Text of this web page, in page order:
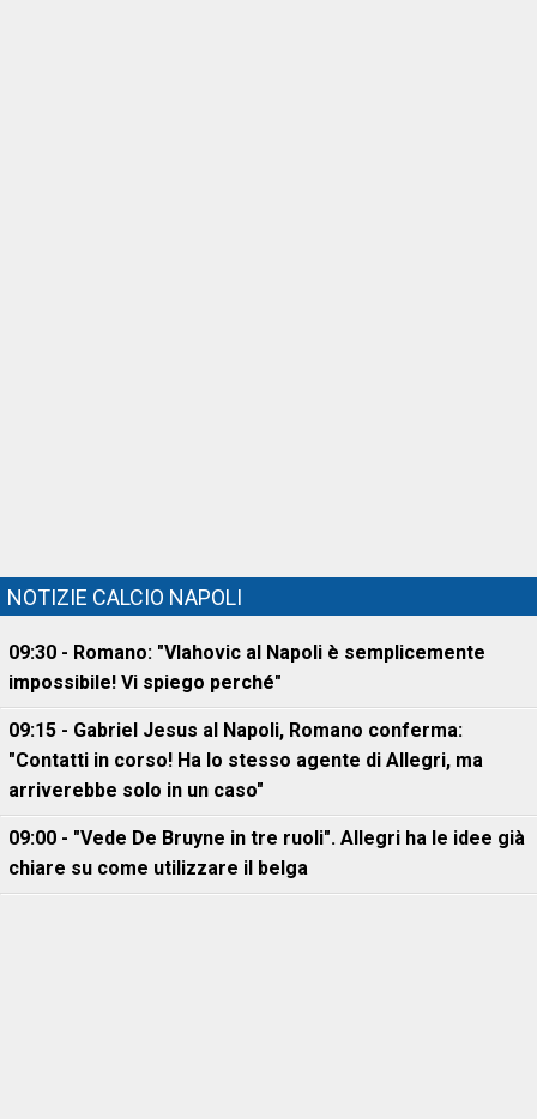
NOTIZIE CALCIO NAPOLI
09:30 - Romano: "Vlahovic al Napoli è semplicemente
impossibile! Vi spiego perché"
09:15 - Gabriel Jesus al Napoli, Romano conferma:
"Contatti in corso! Ha lo stesso agente di Allegri, ma
arriverebbe solo in un caso"
09:00 - "Vede De Bruyne in tre ruoli". Allegri ha le idee già
chiare su come utilizzare il belga